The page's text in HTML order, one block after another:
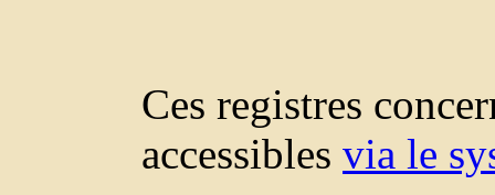
Ces registres
accessibles via le